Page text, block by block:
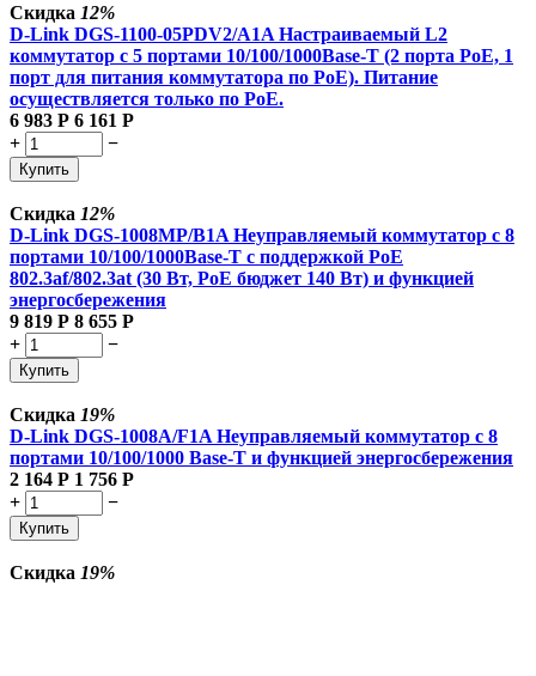
Скидка 12%
D-Link DGS-1100-05PDV2/A1A Настраиваемый L2
коммутатор с 5 портами 10/100/1000Base-T (2 порта PoE, 1
порт для питания коммутатора по PoE). Питание
осуществляется только по PoE.
6 983 Р 6 161 Р
+
−
Купить
Скидка 12%
D-Link DGS-1008MP/B1A Неуправляемый коммутатор с 8
портами 10/100/1000Base-T с поддержкой PoE
802.3af/802.3at (30 Вт, PoE бюджет 140 Вт) и функцией
энергосбережения
9 819 Р 8 655 Р
+
−
Купить
Скидка 19%
D-Link DGS-1008A/F1A Неуправляемый коммутатор с 8
портами 10/100/1000 Base-T и функцией энергосбережения
2 164 Р 1 756 Р
+
−
Купить
Скидка 19%